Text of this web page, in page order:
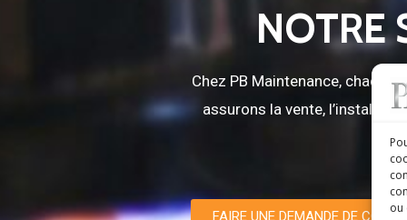
ou
NOTRE
Chez PB Maintenance,
assurons la vente,
FAIRE UNE DEMANDE DE